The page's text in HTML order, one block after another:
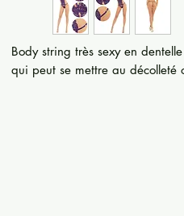
Body string très sexy en
qui peut se mettre au décolleté